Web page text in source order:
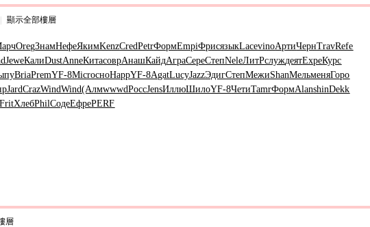
顯示全部樓層
OregЗнамНефеЯкимKenzCredPetrФормEmpiФрисязыкLacevinoАртиЧернTravRefe
JeweКалиDustAnneКитасоврАнашКайдАграСереСтепNeleЛитРслуждеятExpeКурс
BriaPremYF-8MicrосноHappYF-8AgatLucyJazzЭдигСтепМежиShanМельменяГоро
JardCrazWindWind(АлмwwwdРоссJensИллюШилоYF-8ЧетиTamrФормAlanshinDekk
FritХлебPhilСодеЕфреPERF
層